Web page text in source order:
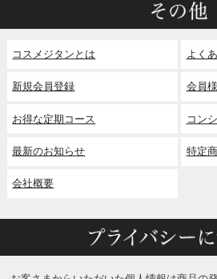
コスメジタンとは
新規会員登録
お得な定期コース
最新のお知らせ
会社概要
よく
会員
コン
特定